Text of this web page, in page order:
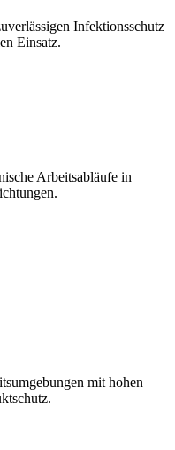
Infektionsschutz
Einsatz.
Arbeitsabläufe in
mit hohen